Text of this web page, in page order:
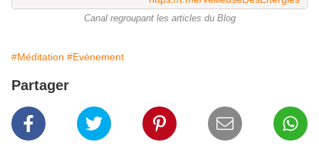
Canal regroupant les articles du Blog
#Méditation #Evènement
Partager